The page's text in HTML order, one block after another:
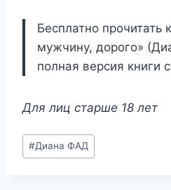
Бесплатно прочитать
мужчину, дорого»
полная версия книги
Для лиц старше 18 лет
Метки
записи:
#Диана ФАД